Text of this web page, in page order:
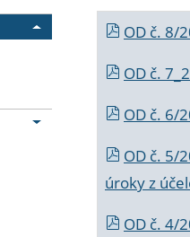
OD č. 8/
OD č.
OD č. 6/
OD č. 5/
úroky z
OD č. 4/